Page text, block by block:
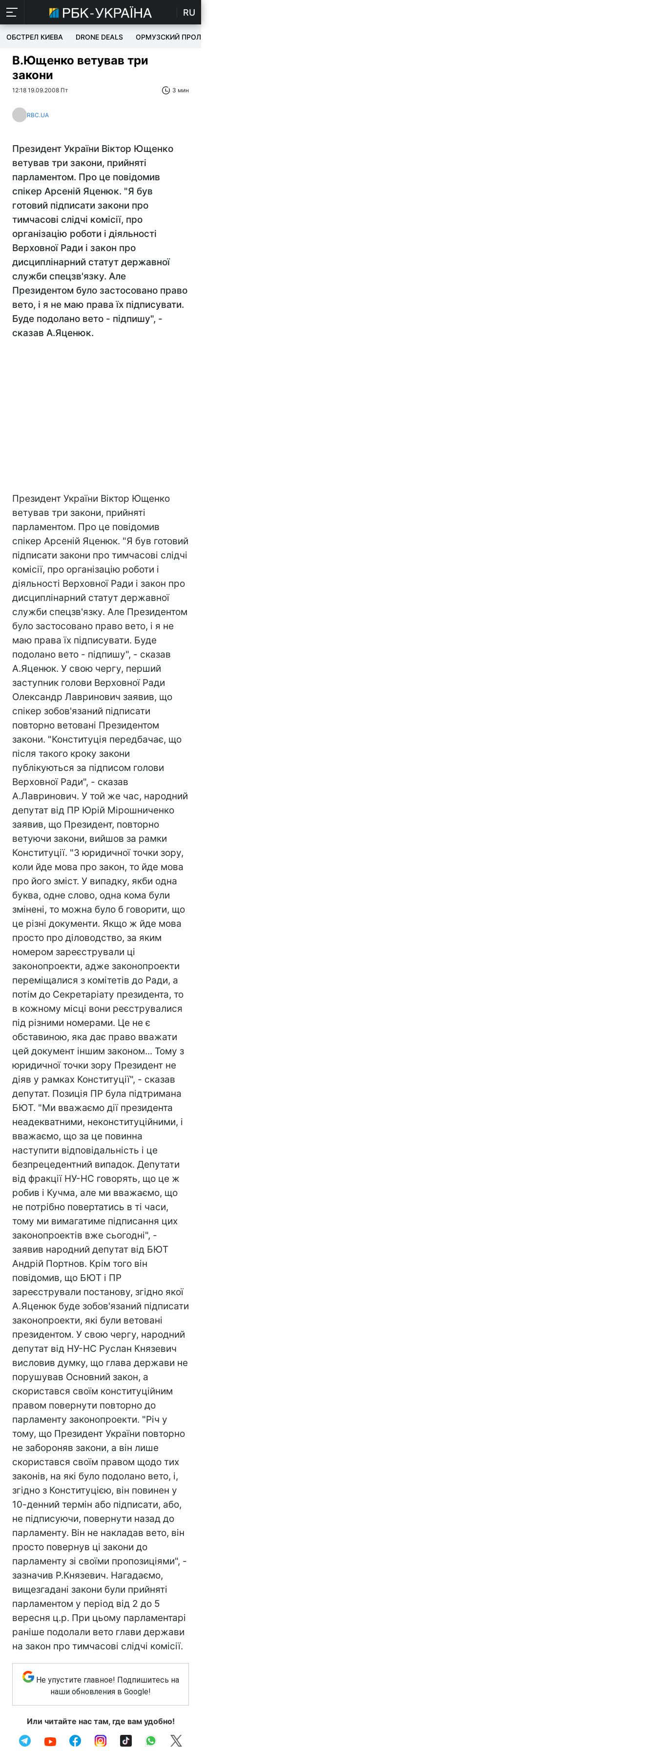
RU
ОБСТРЕЛ КИЕВА DRONE DEALS ОРМУЗСКИЙ ПРОЛИВ
В.Ющенко ветував три
закони
12:18 19.09.2008 Пт 3 мин
RBC.UA
Президент України Віктор Ющенко
ветував три закони, прийняті
парламентом. Про це повідомив
спікер Арсеній Яценюк. "Я був
готовий підписати закони про
тимчасові слідчі комісії, про
організацію роботи і діяльності
Верховної Ради і закон про
дисциплінарний статут державної
служби спецзв'язку. Але
Президентом було застосовано право
вето, і я не маю права їх підписувати.
Буде подолано вето - підпишу", -
сказав А.Яценюк.
Президент України Віктор Ющенко
ветував три закони, прийняті
парламентом. Про це повідомив
спікер Арсеній Яценюк. "Я був готовий
підписати закони про тимчасові слідчі
комісії, про організацію роботи і
діяльності Верховної Ради і закон про
дисциплінарний статут державної
служби спецзв'язку. Але Президентом
було застосовано право вето, і я не
маю права їх підписувати. Буде
подолано вето - підпишу", - сказав
А.Яценюк. У свою чергу, перший
заступник голови Верховної Ради
Олександр Лавринович заявив, що
спікер зобов'язаний підписати
повторно ветовані Президентом
закони. "Конституція передбачає, що
після такого кроку закони
публікуються за підписом голови
Верховної Ради", - сказав
А.Лавринович. У той же час, народний
депутат від ПР Юрій Мірошниченко
заявив, що Президент, повторно
ветуючи закони, вийшов за рамки
Конституції. "З юридичної точки зору,
коли йде мова про закон, то йде мова
про його зміст. У випадку, якби одна
буква, одне слово, одна кома були
змінені, то можна було б говорити, що
це різні документи. Якщо ж йде мова
просто про діловодство, за яким
номером зареєстрували ці
законопроекти, адже законопроекти
переміщалися з комітетів до Ради, а
потім до Секретаріату президента, то
в кожному місці вони реєструвалися
під різними номерами. Це не є
обставиною, яка дає право вважати
цей документ іншим законом... Тому з
юридичної точки зору Президент не
діяв у рамках Конституції", - сказав
депутат. Позиція ПР була підтримана
БЮТ. "Ми вважаємо дії президента
неадекватними, неконституційними, і
вважаємо, що за це повинна
наступити відповідальність і це
безпрецедентний випадок. Депутати
від фракції НУ-НС говорять, що це ж
робив і Кучма, але ми вважаємо, що
не потрібно повертатись в ті часи,
тому ми вимагатиме підписання цих
законопроектів вже сьогодні", -
заявив народний депутат від БЮТ
Андрій Портнов. Крім того він
повідомив, що БЮТ і ПР
зареєстрували постанову, згідно якої
А.Яценюк буде зобов'язаний підписати
законопроекти, які були ветовані
президентом. У свою чергу, народний
депутат від НУ-НС Руслан Князевич
висловив думку, що глава держави не
порушував Основний закон, а
скористався своїм конституційним
правом повернути повторно до
парламенту законопроекти. "Річ у
тому, що Президент України повторно
не забороняв закони, а він лише
скористався своїм правом щодо тих
законів, на які було подолано вето, і,
згідно з Конституцією, він повинен у
10-денний термін або підписати, або,
не підписуючи, повернути назад до
парламенту. Він не накладав вето, він
просто повернув ці закони до
парламенту зі своїми пропозиціями", -
зазначив Р.Князевич. Нагадаємо,
вищезгадані закони були прийняті
парламентом у період від 2 до 5
вересня ц.р. При цьому парламентарі
раніше подолали вето глави держави
на закон про тимчасові слідчі комісії.
Не упустите главное! Подпишитесь на
наши обновления в Google!
Или читайте нас там, где вам удобно!